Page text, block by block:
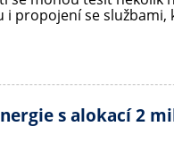
i propojení se službami,
s alokací 2